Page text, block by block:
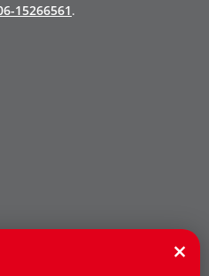
×
15266561.